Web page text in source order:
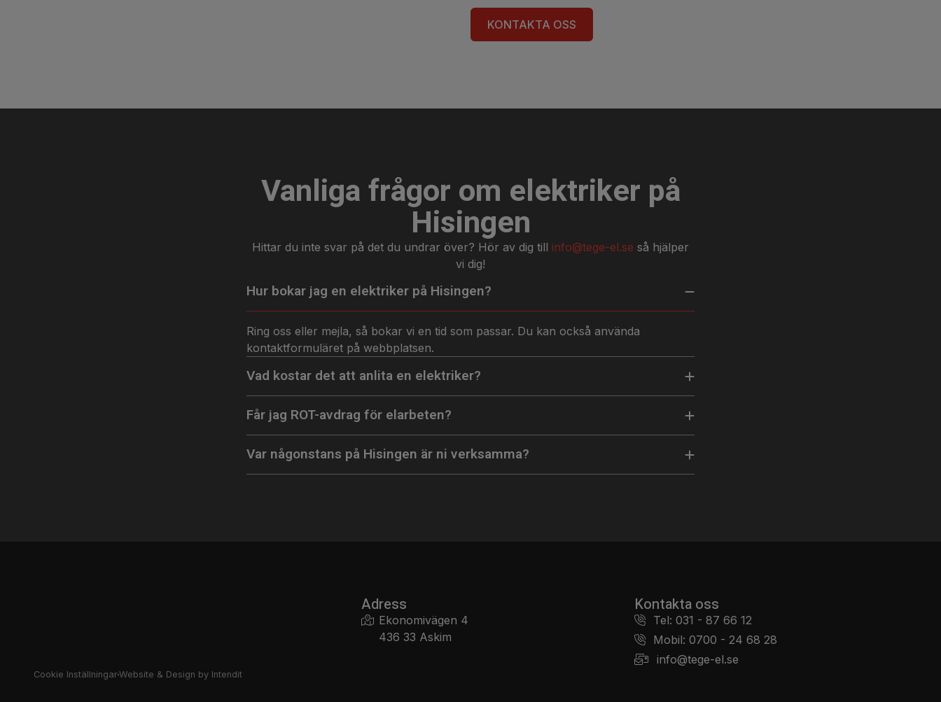
KONTAKTA OSS
Vanliga frågor om elektriker på
Hisingen
Hittar du inte svar på det du undrar över? Hör av dig till info@tege-el.se så hjälper
vi dig!
Hur bokar jag en elektriker på Hisingen?
Ring oss eller mejla, så bokar vi en tid som passar. Du kan också använda
kontaktformuläret på webbplatsen.
Vad kostar det att anlita en elektriker?
Får jag ROT-avdrag för elarbeten?
Var någonstans på Hisingen är ni verksamma?
Adress
Ekonomivägen 4
436 33 Askim
Kontakta oss
Tel: 031 - 87 66 12
Mobil: 0700 - 24 68 28
info@tege-el.se
Cookie InställningarWebsite & Design by Intendit